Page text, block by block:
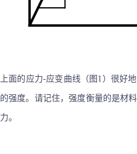
上面的应力-应变曲线（图1）很好
的强度。请记住，强度衡量的是材
力。